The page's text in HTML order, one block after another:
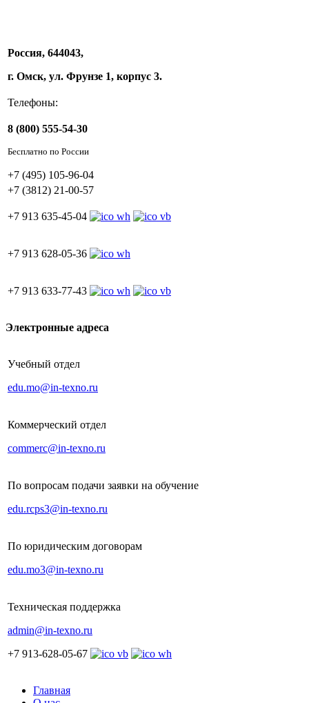
Россия, 644043,
г. Омск, ул. Фрунзе 1, корпус 3.
Телефоны:
8 (800) 555-54-30
Бесплатно по России
+7 (495) 105-96-04
+7 (3812) 21-00-57
+7 913 635-45-04
+7 913 628-05-36
+7 913 633-77-43
Электронные адреса
Учебный отдел
edu.mo@in-texno.ru
Коммерческий отдел
commerc@in-texno.ru
По вопросам подачи заявки на обучение
edu.rcps3@in-texno.ru
По юридическим договорам
edu.mo3@in-texno.ru
Техническая поддержка
admin@in-texno.ru
+7 913-628-05-67
Главная